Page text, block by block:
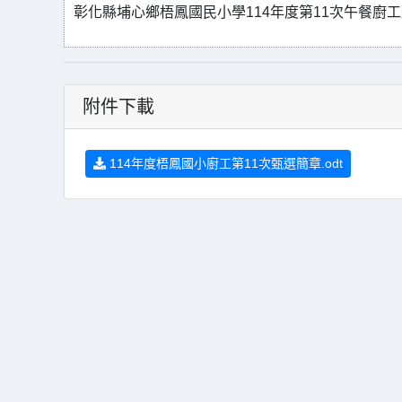
彰化縣埔心鄉梧鳳國民小學114年度第11次午餐廚
附件下載
114年度梧鳳國小廚工第11次甄選簡章.odt